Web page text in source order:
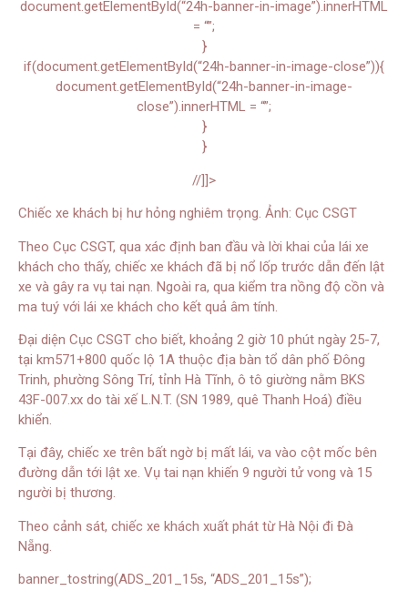
document.getElementById(“24h-banner-in-image”).innerHTML
= “”;
}
if(document.getElementById(“24h-banner-in-image-close”)){
document.getElementById(“24h-banner-in-image-
close”).innerHTML = “”;
}
}
//]]>
Chiếc xe khách bị hư hỏng nghiêm trọng. Ảnh: Cục CSGT
Theo Cục CSGT, qua xác định ban đầu và lời khai của lái xe
khách cho thấy, chiếc xe khách đã bị nổ lốp trước dẫn đến lật
xe và gây ra vụ tai nạn. Ngoài ra, qua kiểm tra nồng độ cồn và
ma tuý với lái xe khách cho kết quả âm tính.
Đại diện Cục CSGT cho biết, khoảng 2 giờ 10 phút ngày 25-7,
tại km571+800 quốc lộ 1A thuộc địa bàn tổ dân phố Đông
Trinh, phường Sông Trí, tỉnh Hà Tĩnh, ô tô giường nằm BKS
43F-007.xx do tài xế L.N.T. (SN 1989, quê Thanh Hoá) điều
khiển.
Tại đây, chiếc xe trên bất ngờ bị mất lái, va vào cột mốc bên
đường dẫn tới lật xe. Vụ tai nạn khiến 9 người tử vong và 15
người bị thương.
Theo cảnh sát, chiếc xe khách xuất phát từ Hà Nội đi Đà
Nẵng.
banner_tostring(ADS_201_15s, “ADS_201_15s”);